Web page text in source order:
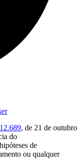
, de 21 de outubro
do
de
ou qualquer